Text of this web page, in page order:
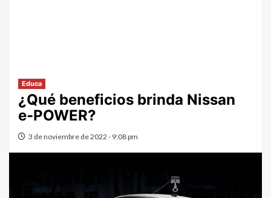
Educa
¿Qué beneficios brinda Nissan
e-POWER?
3 de noviembre de 2022 - 9:08 pm